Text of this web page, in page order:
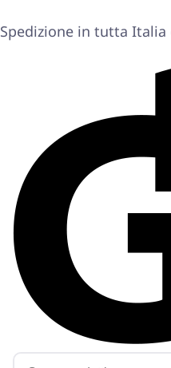
Spedizione in tutta